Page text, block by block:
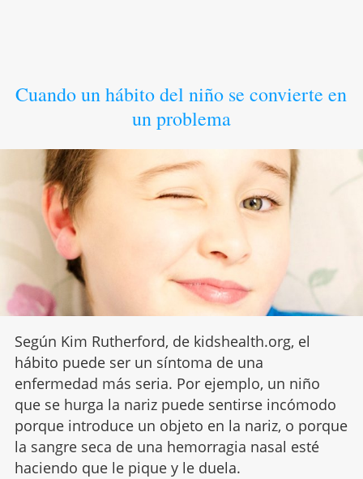
Cuando un hábito del niño se convierte en
un problema
Según Kim Rutherford, de kidshealth.org, el
hábito puede ser un síntoma de una
enfermedad más seria. Por ejemplo, un niño
que se hurga la nariz puede sentirse incómodo
porque introduce un objeto en la nariz, o porque
la sangre seca de una hemorragia nasal esté
haciendo que le pique y le duela.